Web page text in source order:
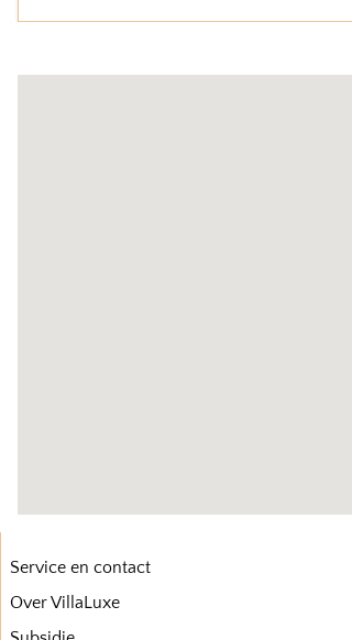
Service en contact
Over VillaLuxe